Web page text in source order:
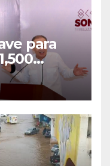
para
del
del